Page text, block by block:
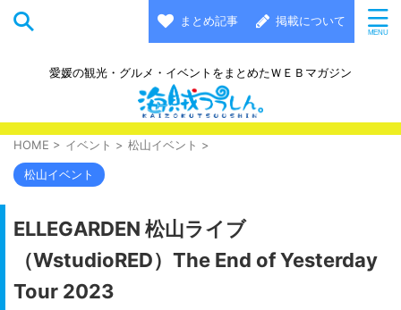
まとめ記事 掲載について
愛媛の観光・グルメ・イベントをまとめたＷＥＢマガジン
HOME > イベント > 松山イベント >
松山イベント
ELLEGARDEN 松山ライブ
（WstudioRED）The End of Yesterday
Tour 2023